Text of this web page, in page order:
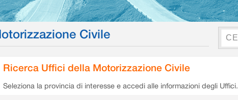
Civile
Ricerca Uffici della Motorizzazione Civile
Seleziona la provincia di interesse e accedi alle informazioni degli Uffici.